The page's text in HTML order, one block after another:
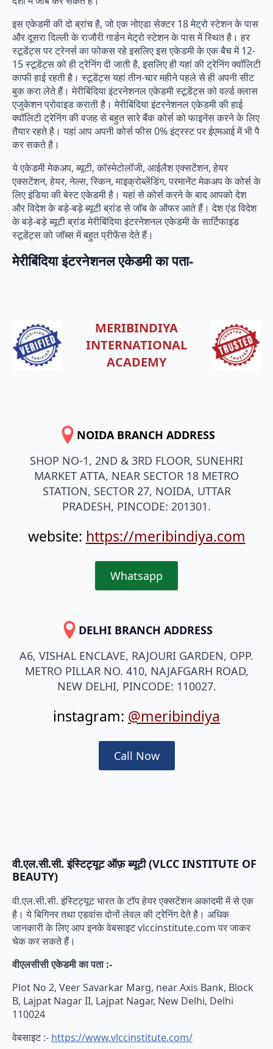
इस एकेडमी की दो ब्रांच है, जो एक नोएडा सेक्टर 18 मेट्रो स्टेशन के पास
और दूसरा दिल्ली के राजौरी गार्डन मेट्रो स्टेशन के पास में स्थित है। हर
स्टूडेंट्स पर ट्रेनर्स का फोकस रहे इसलिए इस एकेडमी के एक बैच में 12-
15 स्टूडेंट्स को ही ट्रेनिंग दी जाती है, इसलिए ही यहां की ट्रेनिंग क्वॉलिटी
काफी हाई रहती है। स्टूडेंट्स यहां तीन-चार महीने पहले से ही अपनी सीट
बुक करा लेते हैं। मेरीबिंदिया इंटरनेशनल एकेडमी स्टूडेंट्स को वर्ल्ड क्लास
एजुकेशन प्रोवाइड कराती है। मेरीबिंदिया इंटरनेशनल एकेडमी की हाई
क्वॉलिटी ट्रेनिंग की वजह से बहुत सारे बैंक कोर्स को फाइनेंस करने के लिए
तैयार रहते है। यहां आप अपनी कोर्स फीस 0% इंट्रस्ट पर ईएमआई में भी पै
कर सकते है।
ये एकेडमी मेकअप, ब्यूटी, कॉस्मेटोलॉजी, आईलैश एक्सटेंशन, हेयर
एक्सटेंशन, हेयर, नेल्स, स्किन, माइक्रोब्लेंडिंग, परमानेंट मेकअप के कोर्स के
लिए इंडिया की बेस्ट एकेडमी है। यहां से कोर्स करने के बाद आपको देश
और विदेश के बड़े-बड़े ब्यूटी ब्रांड से जॉब के ऑफर आते हैं। देश एंड विदेश
के बड़े-बड़े ब्यूटी ब्रांड मेरीबिंदिया इंटरनेशनल एकेडमी के सार्टिफाइड
स्टूडेंट्स को जॉब्स में बहुत प्रीफेंस देते हैं।
मेरीबिंदिया इंटरनेशनल एकेडमी का पता-
MERIBINDIYA
INTERNATIONAL
ACADEMY
NOIDA BRANCH ADDRESS
SHOP NO-1, 2ND & 3RD FLOOR, SUNEHRI
MARKET ATTA, NEAR SECTOR 18 METRO
STATION, SECTOR 27, NOIDA, UTTAR
PRADESH, PINCODE: 201301.
website: https://meribindiya.com
Whatsapp
DELHI BRANCH ADDRESS
A6, VISHAL ENCLAVE, RAJOURI GARDEN, OPP.
METRO PILLAR NO. 410, NAJAFGARH ROAD,
NEW DELHI, PINCODE: 110027.
instagram: @meribindiya
Call Now
वी.एल.सी.सी. इंस्टिट्यूट ऑफ़ ब्यूटी (VLCC INSTITUTE OF
BEAUTY)
वी.एल.सी.सी. इंस्टिट्यूट भारत के टॉप हेयर एक्सटेंशन अकादमी में से एक
है। ये बिगिनर तथा एडवांस दोनों लेवल की ट्रेनिंग देते है। अधिक
जानकारी के लिए आप इनके वेबसाइट vlccinstitute.com पर जाकर
चेक कर सकते हैं।
वीएलसीसी एकेडमी का पता :-
Plot No 2, Veer Savarkar Marg, near Axis Bank, Block
B, Lajpat Nagar II, Lajpat Nagar, New Delhi, Delhi
110024
वेबसाइट :- https://www.vlccinstitute.com/